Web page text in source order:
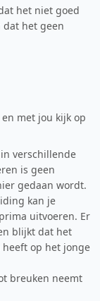
het niet goed
dat het geen
met jou kijk op
verschillende
is geen
gedaan wordt.
kan je
uitvoeren. Er
blijkt dat het
op het jonge
breuken neemt